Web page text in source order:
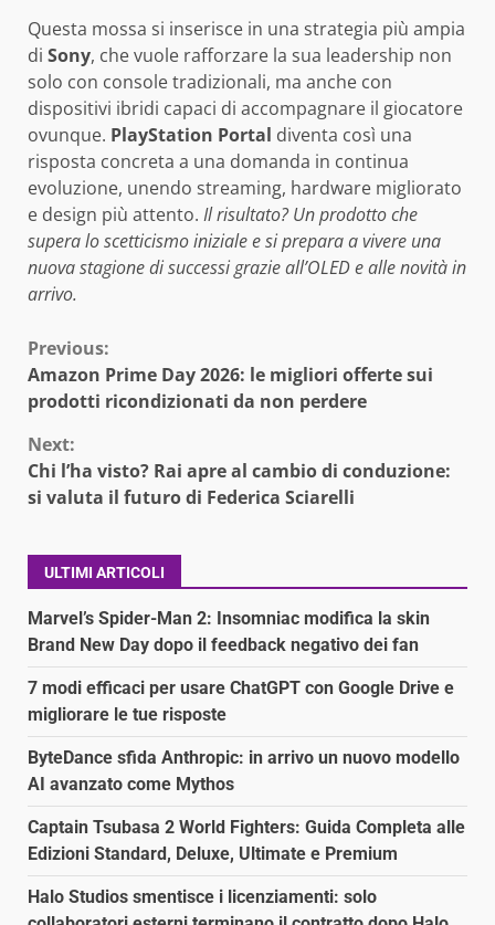
Questa mossa si inserisce in una strategia più ampia
di Sony, che vuole rafforzare la sua leadership non
solo con console tradizionali, ma anche con
dispositivi ibridi capaci di accompagnare il giocatore
ovunque. PlayStation Portal diventa così una
risposta concreta a una domanda in continua
evoluzione, unendo streaming, hardware migliorato
e design più attento. Il risultato? Un prodotto che
supera lo scetticismo iniziale e si prepara a vivere una
nuova stagione di successi grazie all’OLED e alle novità in
arrivo.
Continue
Reading
Previous:
Amazon Prime Day 2026: le migliori offerte sui
prodotti ricondizionati da non perdere
Next:
Chi l’ha visto? Rai apre al cambio di conduzione:
si valuta il futuro di Federica Sciarelli
ULTIMI ARTICOLI
Marvel’s Spider-Man 2: Insomniac modifica la skin
Brand New Day dopo il feedback negativo dei fan
7 modi efficaci per usare ChatGPT con Google Drive e
migliorare le tue risposte
ByteDance sfida Anthropic: in arrivo un nuovo modello
AI avanzato come Mythos
Captain Tsubasa 2 World Fighters: Guida Completa alle
Edizioni Standard, Deluxe, Ultimate e Premium
Halo Studios smentisce i licenziamenti: solo